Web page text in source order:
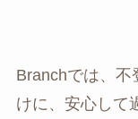
Branchでは、不
けに、安心して